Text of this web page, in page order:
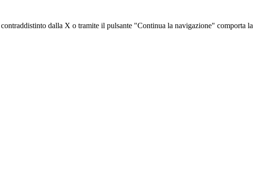
dalla X o tramite il pulsante "Continua la navigazione" comporta la